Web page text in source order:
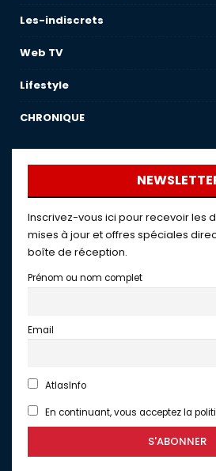
Les-indiscrets
Web TV
Lifestyle
CHRONIQUE
Inscrivez-vous ici pour recevoir les
mises à jour et offres spéciales
boîte de réception.
Prénom ou nom complet
Email
AtlasInfo
En continuant, vous acceptez la